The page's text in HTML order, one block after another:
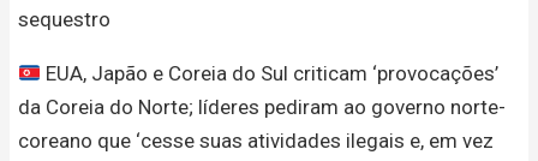
sequestro
EUA, Japão e Coreia do Sul criticam ‘provocações’
da Coreia do Norte; líderes pediram ao governo norte-
coreano que ‘cesse suas atividades ilegais e, em vez